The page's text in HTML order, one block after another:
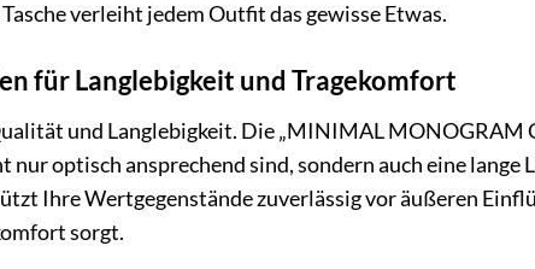
verleiht jedem Outfit das gewisse Etwas.
für Langlebigkeit und Tragekomfort
und Langlebigkeit. Die „MINIMAL MONOGRAM
optisch ansprechend sind, sondern auch eine lange
Ihre Wertgegenstände zuverlässig vor äußeren
sorgt.